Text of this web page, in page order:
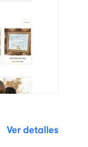
Ver detalles